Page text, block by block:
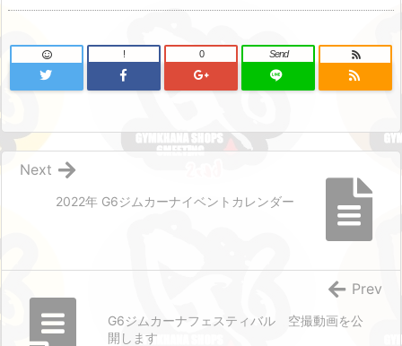
! 0 Send
2022年 G6ジムカーナイベントカレンダー
Next
G6ジムカーナフェスティバル 空撮動画を公
開します
Prev